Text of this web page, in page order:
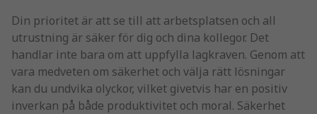
Din prioritet är att se till att arbetsplatsen och all
utrustning är säker för dig och dina kollegor. Det
handlar inte bara om att uppfylla lagkraven. Genom att
vara medveten om säkerhet och välja rätt lösningar
kan du undvika olyckor, vilket givetvis har en positiv
inverkan på både produktivitet och moral. Säkerhet